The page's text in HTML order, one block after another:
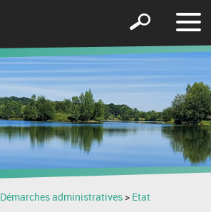
le
Afficher
formulaire
recherche
Démarches administratives > Etat